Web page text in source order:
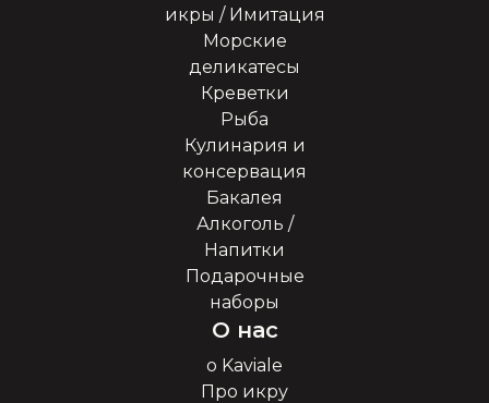
икры / Имитация
Морские
деликатесы
Креветки
Рыба
Кулинария и
консервация
Бакалея
Алкоголь /
Напитки
Подарочные
наборы
О нас
о Kaviale
Про икру